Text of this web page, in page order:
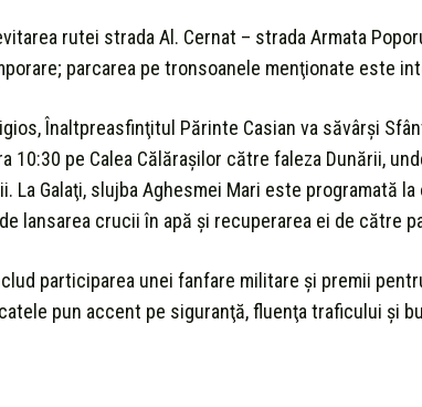
rutei strada Al. Cernat – strada Armata
parcarea pe tronsoanele menţionate este
Înaltpreasfinţitul Părinte Casian va săvârşi
10:30 pe Calea Călăraşilor către faleza Dunării,
La Galaţi, slujba Aghesmei Mari este programată
lansarea crucii în apă şi recuperarea ei de către
participarea unei fanfare militare şi premii
pun accent pe siguranţă, fluenţa traficului şi